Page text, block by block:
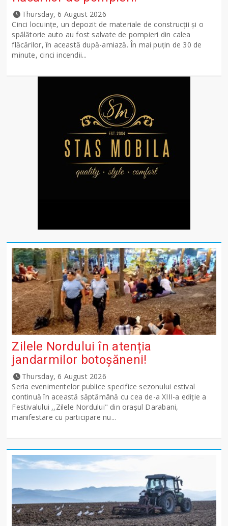
Thursday, 6 August 2026
Cinci locuințe, un depozit de materiale de construcții și o
spălătorie auto au fost salvate de pompieri din calea
flăcărilor, în această după-amiază. În mai puțin de 30 de
minute, cinci incendii...
Zilele Nordului în atenția
jandarmilor botoșăneni!
Thursday, 6 August 2026
Seria evenimentelor publice specifice sezonului estival
continuă în această săptămână cu cea de-a XIII-a ediție a
Festivalului ,,Zilele Nordului" din orașul Darabani,
manifestare cu participare nu...